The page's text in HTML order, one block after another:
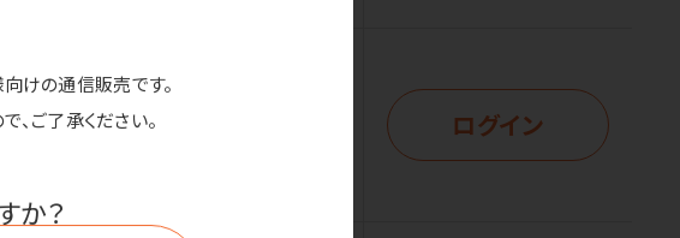
けの通信販売です。
ご了承ください。
か？
価格はログイン後表示 ログイン